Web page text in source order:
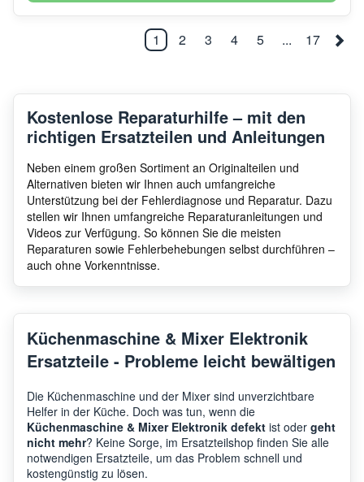
1 2 3 4 5 ... 17
Kostenlose Reparaturhilfe – mit den
richtigen Ersatzteilen und Anleitungen
Neben einem großen Sortiment an Originalteilen und
Alternativen bieten wir Ihnen auch umfangreiche
Unterstützung bei der Fehlerdiagnose und Reparatur. Dazu
stellen wir Ihnen umfangreiche Reparaturanleitungen und
Videos zur Verfügung. So können Sie die meisten
Reparaturen sowie Fehlerbehebungen selbst durchführen –
auch ohne Vorkenntnisse.
Küchenmaschine & Mixer Elektronik
Ersatzteile - Probleme leicht bewältigen
Die Küchenmaschine und der Mixer sind unverzichtbare
Helfer in der Küche. Doch was tun, wenn die
Küchenmaschine & Mixer Elektronik defekt ist oder geht
nicht mehr? Keine Sorge, im Ersatzteilshop finden Sie alle
notwendigen Ersatzteile, um das Problem schnell und
kostengünstig zu lösen.